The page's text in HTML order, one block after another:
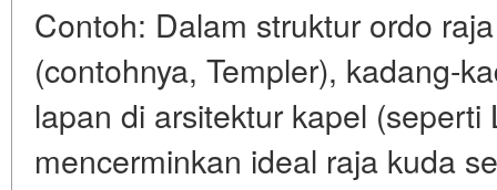
Contoh: Dalam struktur ordo
(contohnya, Templer), kadang-
lapan di arsitektur kapel (seperti
mencerminkan ideal raja kuda